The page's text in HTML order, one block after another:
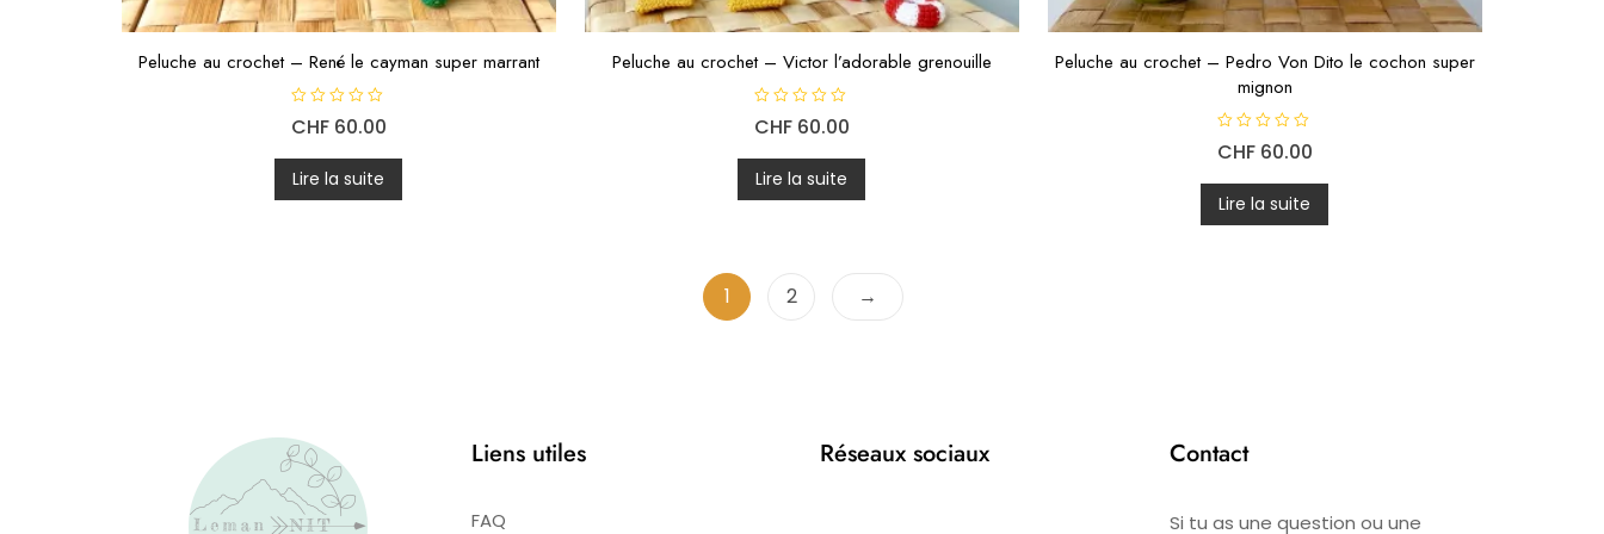
Peluche au crochet – René le cayman super marrant
o
e
0
s
u
CHF60.00
Lire la suite
Peluche au crochet – Victor l’adorable grenouille
o
e
0
s
u
CHF60.00
Lire la suite
Peluche au crochet – Pedro Von Dito le cochon super
mignon
o
e
0
s
u
CHF60.00
Lire la suite
1 2 →
Liens utiles
FAQ
Réseaux sociaux Contact
Si tu as une question ou une